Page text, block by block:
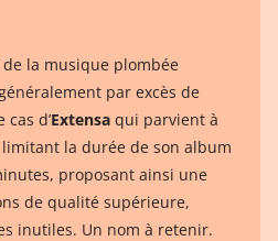
la musique plombée
par excès de
cas d’Extensa qui parvient à
la durée de son album
proposant ainsi une
de qualité supérieure,
inutiles. Un nom à retenir.